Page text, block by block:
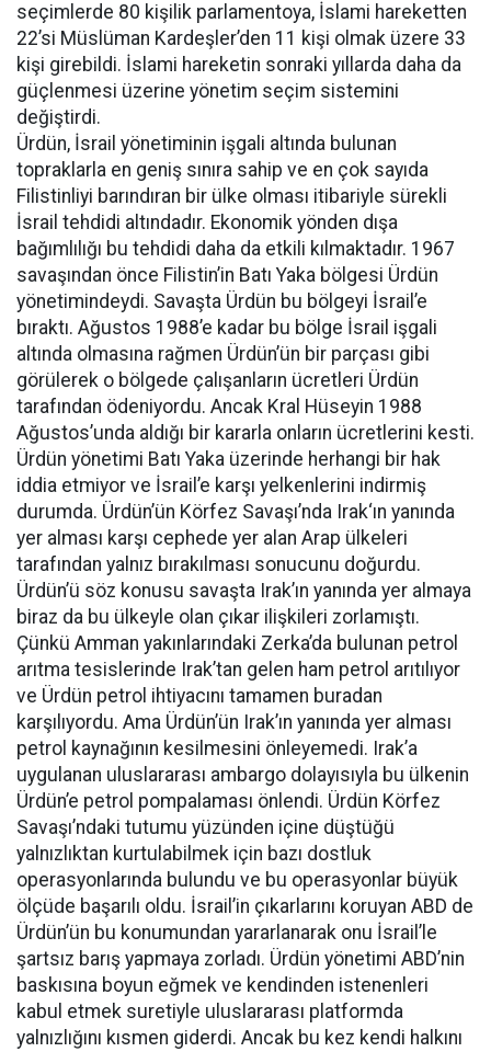
seçimlerde 80 kişilik parlamentoya, İslami hareketten
22’si Müslüman Kardeşler’den 11 kişi olmak üzere 33
kişi girebildi. İslami hareketin sonraki yıllarda daha da
güçlenmesi üzerine yönetim seçim sistemini
değiştirdi.
Ürdün, İsrail yönetiminin işgali altında bulunan
topraklarla en geniş sınıra sahip ve en çok sayıda
Filistinliyi barındıran bir ülke olması itibariyle sürekli
İsrail tehdidi altındadır. Ekonomik yönden dışa
bağımlılığı bu tehdidi daha da etkili kılmaktadır. 1967
savaşından önce Filistin’in Batı Yaka bölgesi Ürdün
yönetimindeydi. Savaşta Ürdün bu bölgeyi İsrail’e
bıraktı. Ağustos 1988’e kadar bu bölge İsrail işgali
altında olmasına rağmen Ürdün’ün bir parçası gibi
görülerek o bölgede çalışanların ücretleri Ürdün
tarafından ödeniyordu. Ancak Kral Hüseyin 1988
Ağustos’unda aldığı bir kararla onların ücretlerini kesti.
Ürdün yönetimi Batı Yaka üzerinde herhangi bir hak
iddia etmiyor ve İsrail’e karşı yelkenlerini indirmiş
durumda. Ürdün’ün Körfez Savaşı’nda Irak‘ın yanında
yer alması karşı cephede yer alan Arap ülkeleri
tarafından yalnız bırakılması sonucunu doğurdu.
Ürdün’ü söz konusu savaşta Irak’ın yanında yer almaya
biraz da bu ülkeyle olan çıkar ilişkileri zorlamıştı.
Çünkü Amman yakınlarındaki Zerka’da bulunan petrol
arıtma tesislerinde Irak’tan gelen ham petrol arıtılıyor
ve Ürdün petrol ihtiyacını tamamen buradan
karşılıyordu. Ama Ürdün’ün Irak’ın yanında yer alması
petrol kaynağının kesilmesini önleyemedi. Irak’a
uygulanan uluslararası ambargo dolayısıyla bu ülkenin
Ürdün’e petrol pompalaması önlendi. Ürdün Körfez
Savaşı’ndaki tutumu yüzünden içine düştüğü
yalnızlıktan kurtulabilmek için bazı dostluk
operasyonlarında bulundu ve bu operasyonlar büyük
ölçüde başarılı oldu. İsrail’in çıkarlarını koruyan ABD de
Ürdün’ün bu konumundan yararlanarak onu İsrail’le
şartsız barış yapmaya zorladı. Ürdün yönetimi ABD’nin
baskısına boyun eğmek ve kendinden istenenleri
kabul etmek suretiyle uluslararası platformda
yalnızlığını kısmen giderdi. Ancak bu kez kendi halkını